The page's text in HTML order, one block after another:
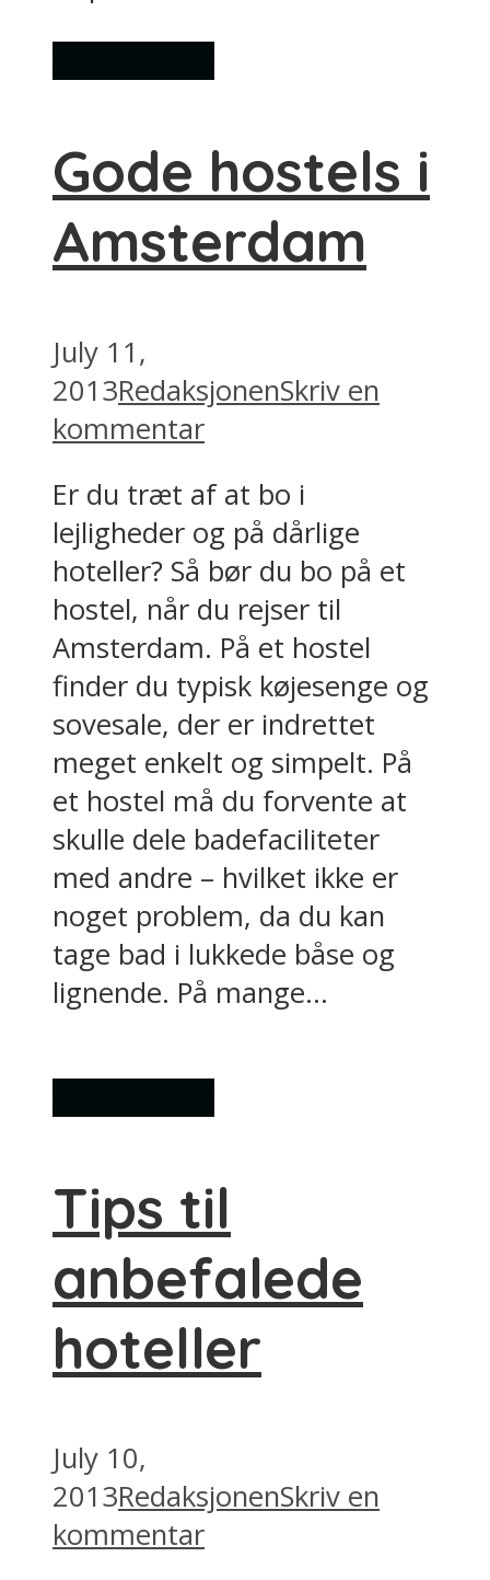
Gode hostels i
Amsterdam
July 11,
2013RedaksjonenSkriv en
kommentar
Er du træt af at bo i
lejligheder og på dårlige
hoteller? Så bør du bo på et
hostel, når du rejser til
Amsterdam. På et hostel
finder du typisk køjesenge og
sovesale, der er indrettet
meget enkelt og simpelt. På
et hostel må du forvente at
skulle dele badefaciliteter
med andre – hvilket ikke er
noget problem, da du kan
tage bad i lukkede båse og
lignende. På mange...
Tips til
anbefalede
hoteller
July 10,
2013RedaksjonenSkriv en
kommentar